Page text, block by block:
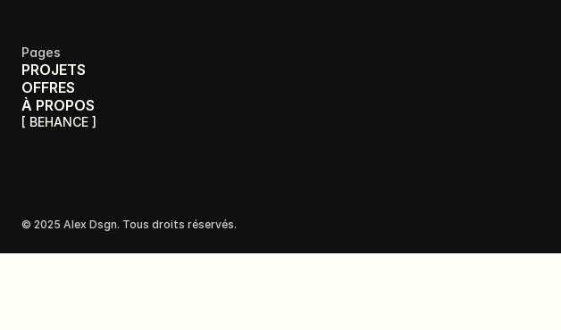
Pages
PROJETS
OFFRES
À PROPOS
[ BEHANCE ]
© 2025 Alex Dsgn. Tous droits réservés.